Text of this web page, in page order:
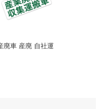
廃車 産廃 自社運